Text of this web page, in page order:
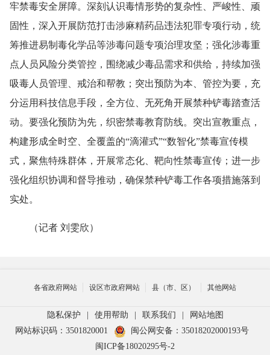
牢禁毒安全屏障。深刻认识毒情形势的复杂性、严峻性、顽
固性，深入开展防范打击涉麻精药品违法犯罪专项行动，统
筹推进易制毒化学品等涉毒问题专项治理攻坚；强化涉毒重
点人员风险分类管控，围绕减少毒品需求和供给，持续加强
吸毒人员管理、戒治和帮教；突出预防为本、管控为要，充
分运用科技信息手段，全方位、无死角开展禁种铲毒踏查活
动。要强化预防为先，织密禁毒教育防线。突出宣教重点，
构建形成全时空、全覆盖的“滴灌式”“数智化”禁毒宣传模
式，聚焦特殊群体，开展常态化、靶向性禁毒宣传；进一步
强化组织协调和督导推动，确保禁种铲毒工作各项措施落到
实处。
（记者 刘雯欣）
各省政府网站 设区市政府网站 县（市、区） 其他网站
隐私保护 使用帮助 联系我们
网站地图
网站标识码：3501820001
闽公网安备：35018202000193号
闽ICP备18020295号-2